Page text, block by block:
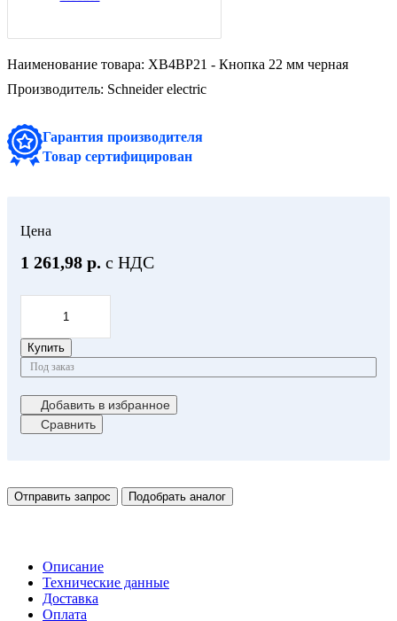
Наименование товара: XB4BP21 - Кнопка 22 мм черная
Производитель: Schneider electric
Гарантия производителя
Товар сертифицирован
Цена
1 261,98 р. с НДС
Купить
Под заказ
Добавить в избранное
Сравнить
Отправить запрос Подобрать аналог
Описание
Технические данные
Доставка
Оплата